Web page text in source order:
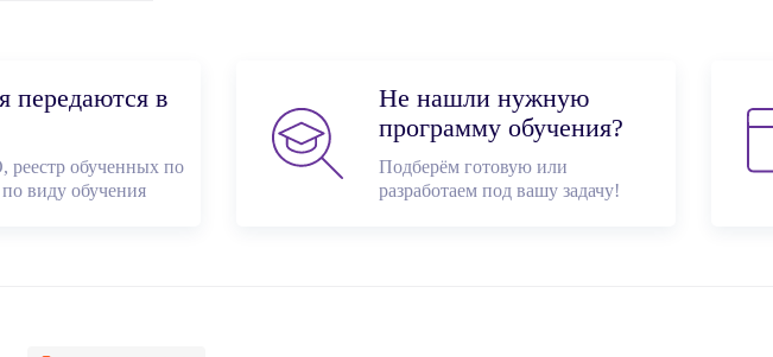
передаются в
обученных по
виду обучения
Не нашли нужную
программу обучения?
Подберём готовую или
разработаем под вашу задачу!